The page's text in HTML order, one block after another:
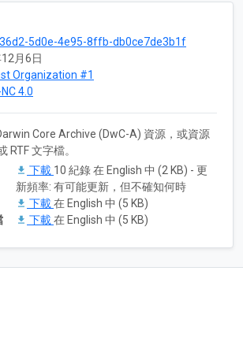
5d0e-4e95-8ffb-db0ce7de3b1f
月6日
Organization #1
4.0
Core Archive (DwC-A) 資源，或資源
RTF 文字檔。
下載 10 紀錄 在 English 中 (2 KB) - 更
新頻率: 有可能更新，但不確知何時
下載在 English 中 (5 KB)
下載在 English 中 (5 KB)